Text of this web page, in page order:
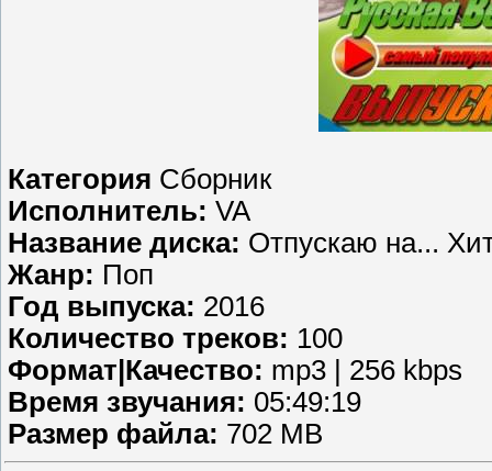
Категория Сборник
Исполнитель: VA
Название диска: Отпускаю на...
Жанр: Поп
Год выпуска: 2016
Количество треков: 100
Формат|Качество: mp3 | 256 kbps
Время звучания: 05:49:19
Размер файла: 702 MB